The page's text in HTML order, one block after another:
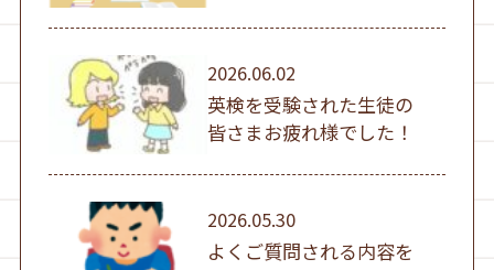
2026.06.02
英検を受験された生徒の
皆さまお疲れ様でした！
2026.05.30
よくご質問される内容を